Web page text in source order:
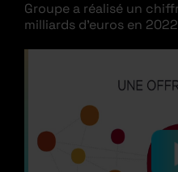
Groupe a réalisé un
milliards d’euros en